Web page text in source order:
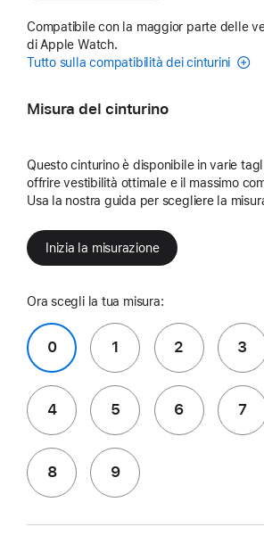
Compatibile con la maggior parte delle
di Apple Watch.
Tutto sulla compatibilità dei cinturini
Misura del cinturino
Questo cinturino è disponibile in varie
offrire vestibilità ottimale e il massimo
Usa la nostra guida per scegliere la
Inizia la misurazione
Ora scegli la tua misura:
0 1 2 3
4 5 6 7
8 9